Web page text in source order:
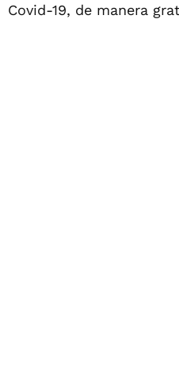
Covid-19, de manera